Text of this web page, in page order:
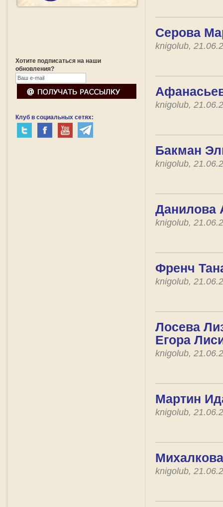
Хотите подписаться на наши
обновления?
Клуб в социальных сетях:
Серова
knigolub,
knigolub,
Бакман
knigolub,
Данилова
knigolub,
Френч
knigolub,
Лосева
Егора
knigolub,
Мартин
knigolub,
knigolub,